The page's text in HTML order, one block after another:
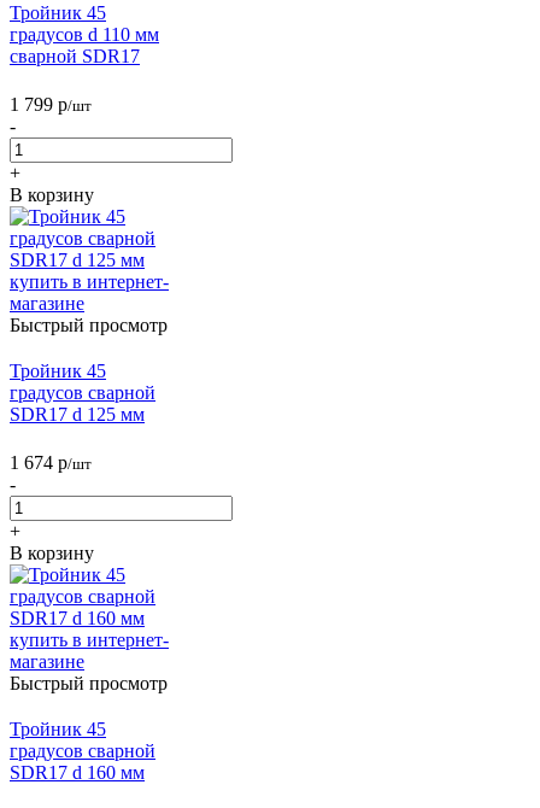
Тройник 45
градусов d 110 мм
сварной SDR17
1 799 р/шт
-
+
В корзину
Быстрый просмотр
Тройник 45
градусов сварной
SDR17 d 125 мм
1 674 р/шт
-
+
В корзину
Быстрый просмотр
Тройник 45
градусов сварной
SDR17 d 160 мм